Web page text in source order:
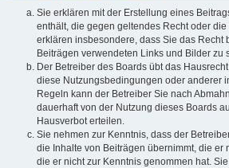
Sie erklären mit der Erstellung eines
enthält, die gegen geltendes Recht oder
erklären insbesondere, dass Sie das Recht
Beiträgen verwendeten Links und Bilder zu
Der Betreiber des Boards übt das
diese Nutzungsbedingungen oder anderer
Regeln kann der Betreiber Sie nach
dauerhaft von der Nutzung dieses Boards
Hausverbot erteilen.
Sie nehmen zur Kenntnis, dass der
die Inhalte von Beiträgen übernimmt, die er
die er nicht zur Kenntnis genommen hat.